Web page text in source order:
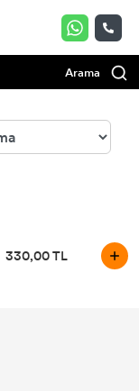
Arama
330,00 TL